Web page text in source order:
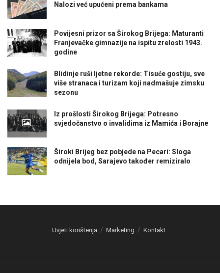
Nalozi već upućeni prema bankama
Povijesni prizor sa Širokog Brijega: Maturanti
Franjevačke gimnazije na ispitu zrelosti 1943.
godine
Blidinje ruši ljetne rekorde: Tisuće gostiju, sve
više stranaca i turizam koji nadmašuje zimsku
sezonu
Iz prošlosti Širokog Brijega: Potresno
svjedočanstvo o invalidima iz Mamića i Borajne
Široki Brijeg bez pobjede na Pecari: Sloga
odnijela bod, Sarajevo također remiziralo
Uvjeti korištenja Marketing Kontakt